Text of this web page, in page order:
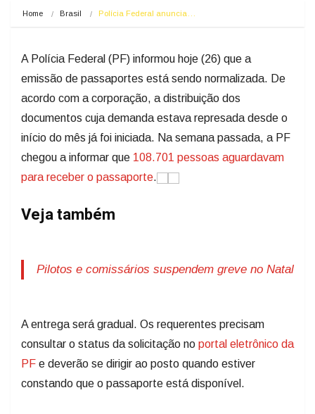
Home Brasil Polícia Federal anuncia…
A Polícia Federal (PF) informou hoje (26) que a
emissão de passaportes está sendo normalizada. De
acordo com a corporação, a distribuição dos
documentos cuja demanda estava represada desde o
início do mês já foi iniciada. Na semana passada, a PF
chegou a informar que 108.701 pessoas aguardavam
para receber o passaporte.
Veja também
Pilotos e comissários suspendem greve no Natal
A entrega será gradual. Os requerentes precisam
consultar o status da solicitação no portal eletrônico da
PF e deverão se dirigir ao posto quando estiver
constando que o passaporte está disponível.